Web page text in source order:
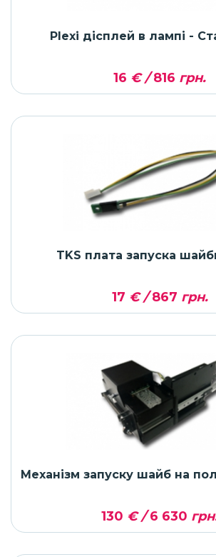
Plexi дісплей в лампі -
16 € /816 грн.
TKS плата запуска
17 € /867 грн.
Механізм запуску шайб на
130 € /6 630